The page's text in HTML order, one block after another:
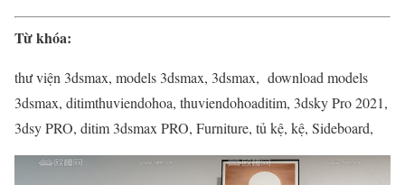
Từ khóa:
thư viện 3dsmax, models 3dsmax, 3dsmax, download models
3dsmax, ditimthuviendohoa, thuviendohoaditim, 3dsky Pro 2021,
3dsy PRO, ditim 3dsmax PRO, Furniture, tủ kệ, kệ, Sideboard,